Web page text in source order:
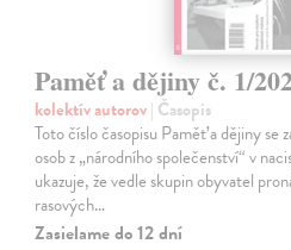
Paměť a dějiny č. 1/
kolektív autorov| Časopis
Toto číslo časopisu Paměť a dějiny se
osob z „národního společenství“ v
ukazuje, že vedle skupin obyvatel
rasových…
Zasielame do 12 dní